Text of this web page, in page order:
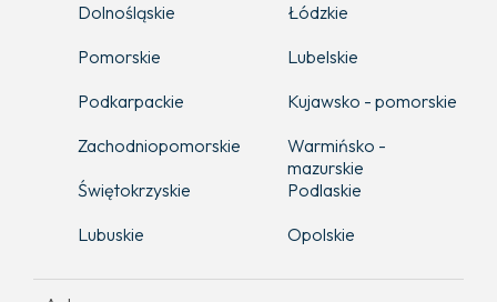
Dolnośląskie
Łódzkie
Pomorskie
Lubelskie
Podkarpackie
Kujawsko - pomorskie
Zachodniopomorskie
Warmińsko -
mazurskie
Świętokrzyskie
Podlaskie
Lubuskie
Opolskie